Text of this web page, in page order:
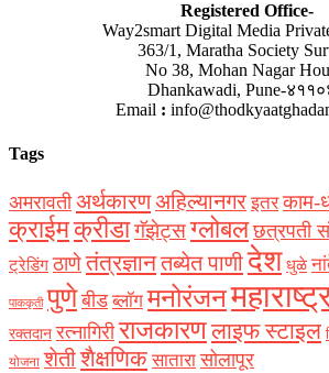
Registered Office-
Way2smart Digital Media
363/1, Maratha Society
No 38, Mohan Nagar
Dhankawadi, Pune-
Email :
Tags
अमरावती अर्थकारणअहिल्यानगर इतर काम-
क्राईमक्रीडागॅझेट्सग्लोबल छत्रपती
ट्रेडिंग ठाणेतंत्रज्ञानतब्येत पाणीदेश धुळे
पाककृती पुणे बीड ब्लॉग मनोरंजन
रक्‍तदान रत्नागिरी राजकारणलाइफ स्टाइल
योजना शेतीशैक्षणिक सातारा सोलापूर